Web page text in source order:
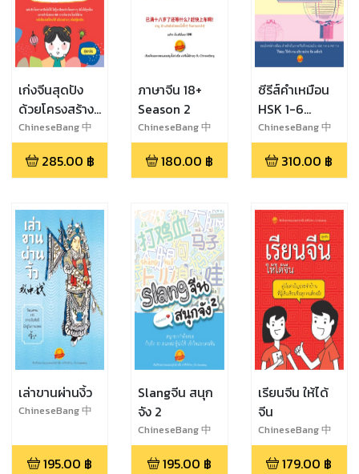
เก่งจีนสุดปัง
ด้วยโครงสร้าง
ประโยคภาษาจีน
ChineseBang 中
文棒
285.00 ฿
ภาษาจีน 18+
Season 2
ChineseBang 中
文棒
180.00 ฿
ซีรีส์คำเหมือน
HSK 1-6
ไวยากรณ์จีน
ง่ายๆ สไตล์สุ่ย
หลิน
ChineseBang 中
文棒
310.00 ฿
เล่าขานผ่านงิ้ว
ChineseBang 中
นนท์
195.00 ฿
Slangจีน สนุก
จัง 2
ChineseBang 中
文棒
195.00 ฿
เรียนจีน ให้ได้
จีน
ChineseBang 中
文棒
179.00 ฿